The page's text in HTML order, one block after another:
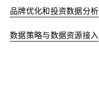
品牌优化和投资数据分析
数据策略与数据资源接入